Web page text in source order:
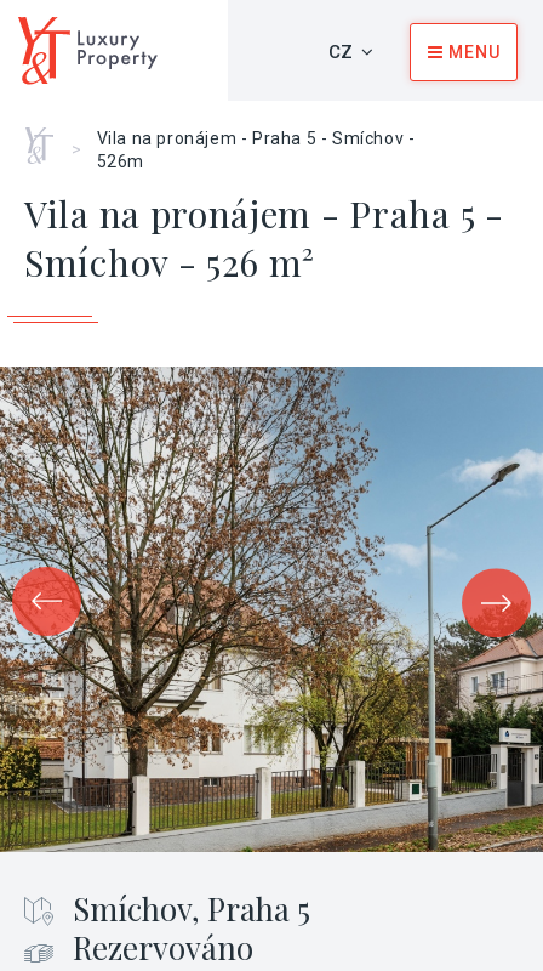
CZ MENU
Home
>
Vila na pronájem - Praha 5 - Smíchov -
526m
Vila na pronájem - Praha 5 -
Smíchov - 526 m²
Smíchov, Praha 5
Rezervováno